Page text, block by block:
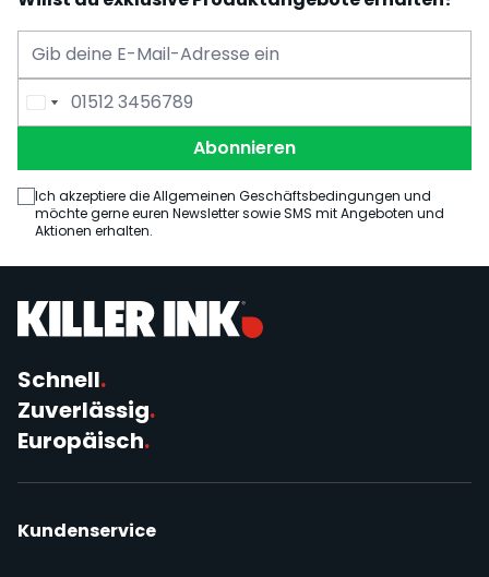
E-Mail Adresse
Telefonnummer
Abonnieren
Ich akzeptiere die Allgemeinen Geschäftsbedingungen und
möchte gerne euren Newsletter sowie SMS mit Angeboten und
Aktionen erhalten.
Schnell.
Zuverlässig.
Europäisch.
Kundenservice